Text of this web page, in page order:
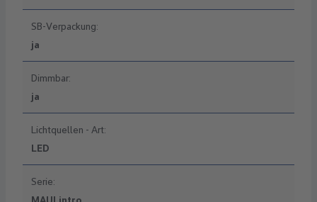
SB-Verpackung:
ja
Dimmbar:
ja
Lichtquellen - Art:
LED
Serie: